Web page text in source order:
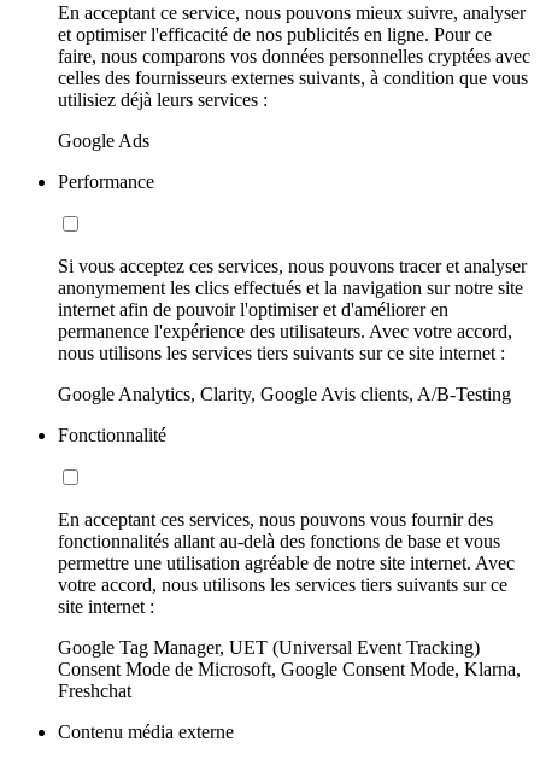
En acceptant ce service, nous pouvons mieux suivre, analyser
et optimiser l'efficacité de nos publicités en ligne. Pour ce
faire, nous comparons vos données personnelles cryptées avec
celles des fournisseurs externes suivants, à condition que vous
utilisiez déjà leurs services :
Google Ads
Performance
Si vous acceptez ces services, nous pouvons tracer et analyser
anonymement les clics effectués et la navigation sur notre site
internet afin de pouvoir l'optimiser et d'améliorer en
permanence l'expérience des utilisateurs. Avec votre accord,
nous utilisons les services tiers suivants sur ce site internet :
Google Analytics, Clarity, Google Avis clients, A/B-Testing
Fonctionnalité
En acceptant ces services, nous pouvons vous fournir des
fonctionnalités allant au-delà des fonctions de base et vous
permettre une utilisation agréable de notre site internet. Avec
votre accord, nous utilisons les services tiers suivants sur ce
site internet :
Google Tag Manager, UET (Universal Event Tracking)
Consent Mode de Microsoft, Google Consent Mode, Klarna,
Freshchat
Contenu média externe